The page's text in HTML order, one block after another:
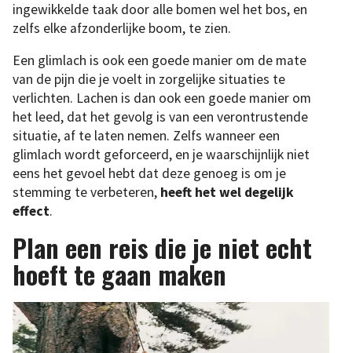
ingewikkelde taak door alle bomen wel het bos, en
zelfs elke afzonderlijke boom, te zien.
Een glimlach is ook een goede manier om de mate
van de pijn die je voelt in zorgelijke situaties te
verlichten. Lachen is dan ook een goede manier om
het leed, dat het gevolg is van een verontrustende
situatie, af te laten nemen. Zelfs wanneer een
glimlach wordt geforceerd, en je waarschijnlijk niet
eens het gevoel hebt dat deze genoeg is om je
stemming te verbeteren, heeft het wel degelijk
effect.
Plan een reis die je niet echt
hoeft te gaan maken